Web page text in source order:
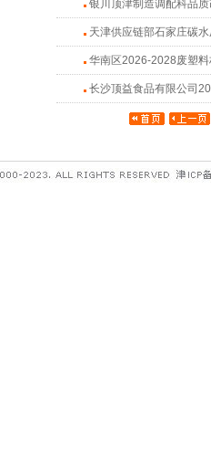
银川顶津制造调配科品
天津供应链部石家庄碳
华南区2026-2028废塑
长沙顶益食品有限公司